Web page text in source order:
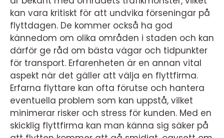
kan vara kritiskt för att undvika förseningar på
flyttdagen. De kommer också ha god
kännedom om olika områden i staden och kan
därför ge råd om bästa vägar och tidpunkter
för transport. Erfarenheten är en annan vital
aspekt när det gäller att välja en flyttfirma.
Erfarna flyttare kan ofta förutse och hantera
eventuella problem som kan uppstå, vilket
minimerar risker och stress för kunden. Med en
skicklig flyttfirma kan man känna sig säker på